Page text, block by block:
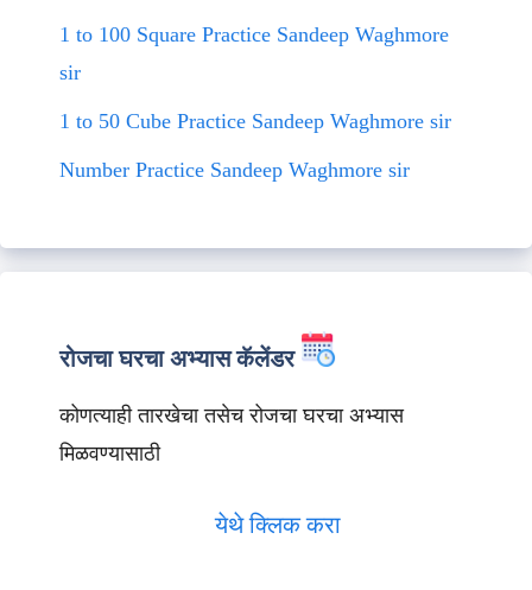
1 to 100 Square Practice Sandeep Waghmore
sir
1 to 50 Cube Practice Sandeep Waghmore sir
Number Practice Sandeep Waghmore sir
रोजचा घरचा अभ्यास कॅलेंडर
कोणत्याही तारखेचा तसेच रोजचा घरचा अभ्यास
मिळवण्यासाठी
येथे क्लिक करा